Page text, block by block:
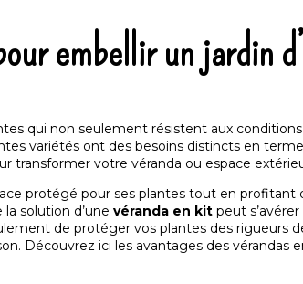
embellir un jardin
qui non seulement résistent aux
variétés ont des besoins distincts en
transformer votre véranda ou espace
protégé pour ses plantes tout en
solution d’une véranda en kit peut
de protéger vos plantes des rigueurs
Découvrez ici les avantages des vérandas